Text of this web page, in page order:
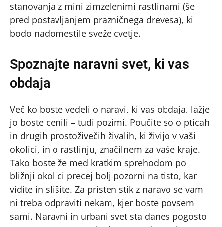
stanovanja z mini zimzelenimi rastlinami (še
pred postavljanjem prazničnega drevesa), ki
bodo nadomestile sveže cvetje.
Spoznajte naravni svet, ki vas
obdaja
Več ko boste vedeli o naravi, ki vas obdaja, lažje
jo boste cenili – tudi pozimi. Poučite so o pticah
in drugih prostoživečih živalih, ki živijo v vaši
okolici, in o rastlinju, značilnem za vaše kraje.
Tako boste že med kratkim sprehodom po
bližnji okolici precej bolj pozorni na tisto, kar
vidite in slišite. Za pristen stik z naravo se vam
ni treba odpraviti nekam, kjer boste povsem
sami. Naravni in urbani svet sta danes pogosto